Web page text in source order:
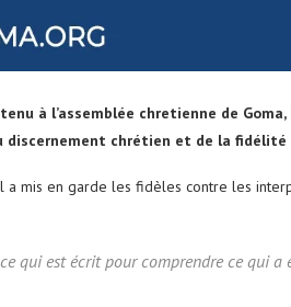
à l’assemblée chretienne de
discernement chrétien et de la fidélité
a mis en garde les fidèles contre les
qui est écrit pour comprendre ce qui a